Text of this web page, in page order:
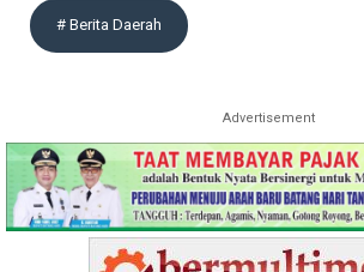
# Berita Daerah
Advertisement